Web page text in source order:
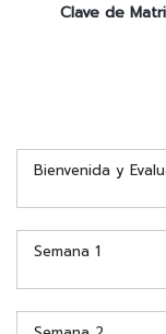
Clave de
Bienvenida y
Semana 1